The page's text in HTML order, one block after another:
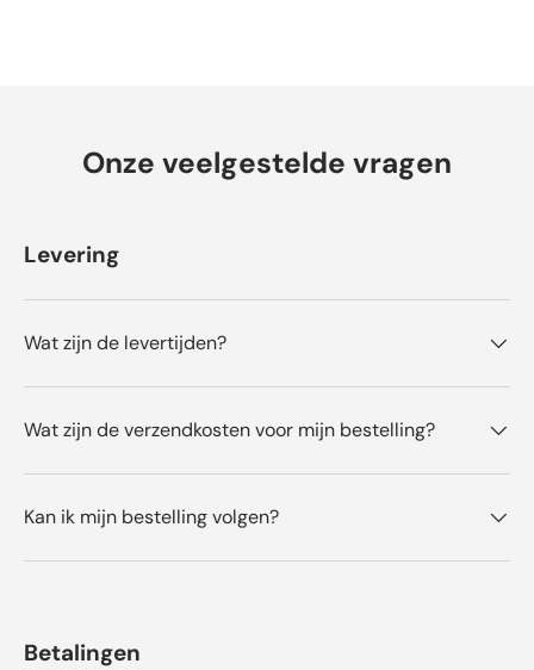
n
Onze veelgestelde vragen
Levering
Wat zijn de levertijden?
Wat zijn de verzendkosten voor mijn bestelling?
Kan ik mijn bestelling volgen?
Betalingen